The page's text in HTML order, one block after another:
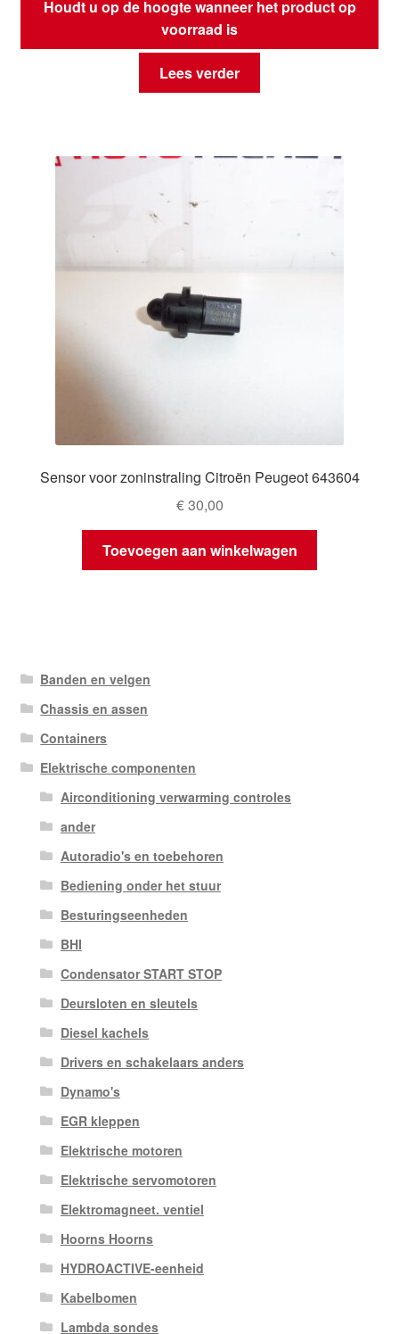
Houdt u op de hoogte wanneer het product op
voorraad is
Lees verder
Sensor voor zoninstraling Citroën Peugeot 643604
€30,00
Toevoegen aan winkelwagen
Banden en velgen
Chassis en assen
Containers
Elektrische componenten
Airconditioning verwarming controles
ander
Autoradio's en toebehoren
Bediening onder het stuur
Besturingseenheden
BHI
Condensator START STOP
Deursloten en sleutels
Diesel kachels
Drivers en schakelaars anders
Dynamo's
EGR kleppen
Elektrische motoren
Elektrische servomotoren
Elektromagneet. ventiel
Hoorns Hoorns
HYDROACTIVE-eenheid
Kabelbomen
Lambda sondes